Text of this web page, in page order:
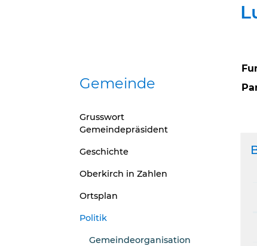
Gemeinde
Grusswort
Gemeindepräsident
Geschichte
Oberkirch in Zahlen
Ortsplan
Politik
Gemeindeorganisation